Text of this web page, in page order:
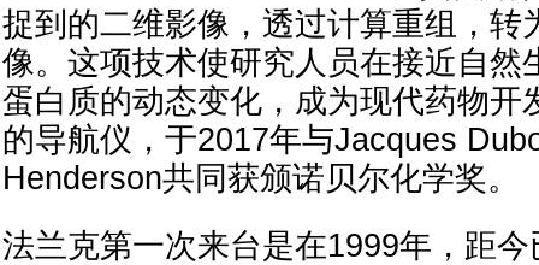
捉到的二维影像，透过计算重组，转
像。这项技术使研究人员在接近自然
蛋白质的动态变化，成为现代药物开
的导航仪，于2017年与Jacques
Henderson共同获颁诺贝尔化学奖。
法兰克第一次来台是在1999年，距